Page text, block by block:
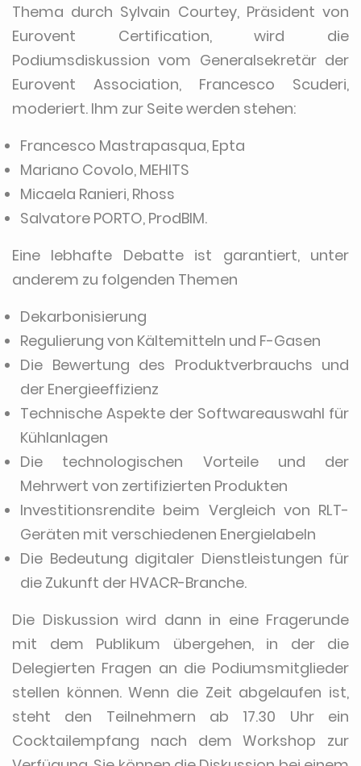
Thema durch Sylvain Courtey, Präsident von
Eurovent Certification, wird die
Podiumsdiskussion vom Generalsekretär der
Eurovent Association, Francesco Scuderi,
moderiert. Ihm zur Seite werden stehen:
Francesco Mastrapasqua, Epta
Mariano Covolo, MEHITS
Micaela Ranieri, Rhoss
Salvatore PORTO, ProdBIM.
Eine lebhafte Debatte ist garantiert, unter
anderem zu folgenden Themen
Dekarbonisierung
Regulierung von Kältemitteln und F-Gasen
Die Bewertung des Produktverbrauchs und
der Energieeffizienz
Technische Aspekte der Softwareauswahl für
Kühlanlagen
Die technologischen Vorteile und der
Mehrwert von zertifizierten Produkten
Investitionsrendite beim Vergleich von RLT-
Geräten mit verschiedenen Energielabeln
Die Bedeutung digitaler Dienstleistungen für
die Zukunft der HVACR-Branche.
Die Diskussion wird dann in eine Fragerunde
mit dem Publikum übergehen, in der die
Delegierten Fragen an die Podiumsmitglieder
stellen können. Wenn die Zeit abgelaufen ist,
steht den Teilnehmern ab 17.30 Uhr ein
Cocktailempfang nach dem Workshop zur